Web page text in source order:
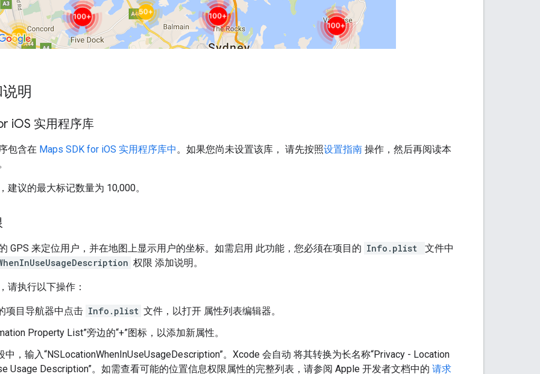
明
iOS 实用程序库
包含在 Maps SDK for iOS 实用程序库中。如果您尚未设置该库， 请先按照设置指南 操作，然后再阅读本
建议的最大标记数量为 10,000。
GPS 来定位用户，并在地图上显示用户的坐标。如需启用 此功能，您必须在项目的 Info.plist
文件中
权限 添加说明。
请执行以下操作：
项目导航器中点击 Info.plist 文件，以打开 属性列表编辑器。
Property List”旁边的“+”图标，以添加新属性。
中，输入“NSLocationWhenInUseUsageDescription”。Xcode 会自动 将其转换为长名称“Privacy - Location
Usage Description”。如需查看可能的位置信息权限属性的完整列表，请参阅 Apple 开发者文档中的 请求